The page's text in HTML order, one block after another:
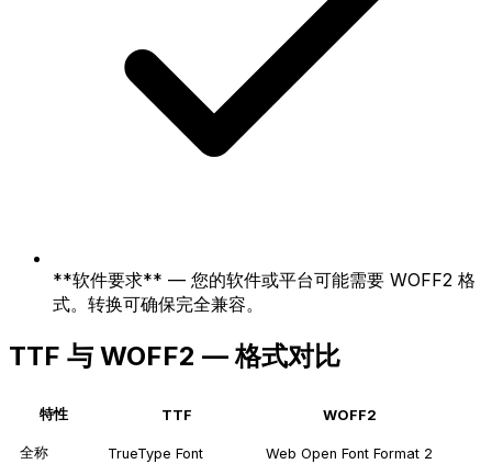
**软件要求** — 您的软件或平台可能需要 WOFF2 格
式。转换可确保完全兼容。
TTF 与 WOFF2 — 格式对比
特性 TTF WOFF2
全称 TrueType Font Web Open Font Format 2